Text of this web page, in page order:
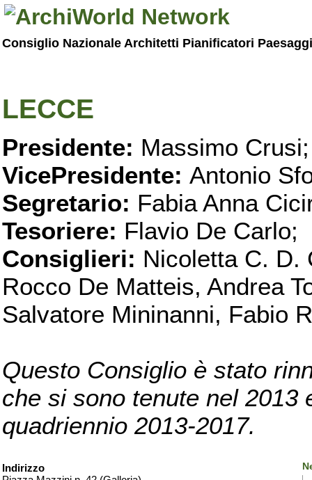
Consiglio Nazionale Architetti Pianificatori
LECCE
Presidente: Massimo Crusi;
VicePresidente: Antonio
Segretario: Fabia Anna
Tesoriere: Flavio De Carlo;
Consiglieri: Nicoletta C. D.
Rocco De Matteis, Andrea
Salvatore Mininanni, Fabio
Questo Consiglio è stato
che si sono tenute nel 2013
quadriennio 2013-2017.
Indirizzo